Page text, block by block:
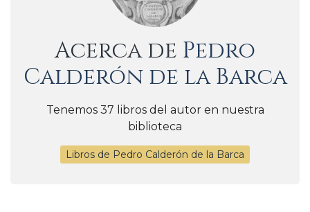
Acerca de Pedro
Calderón de la Barca
Tenemos 37 libros del autor en nuestra
biblioteca
Libros de Pedro Calderón de la Barca